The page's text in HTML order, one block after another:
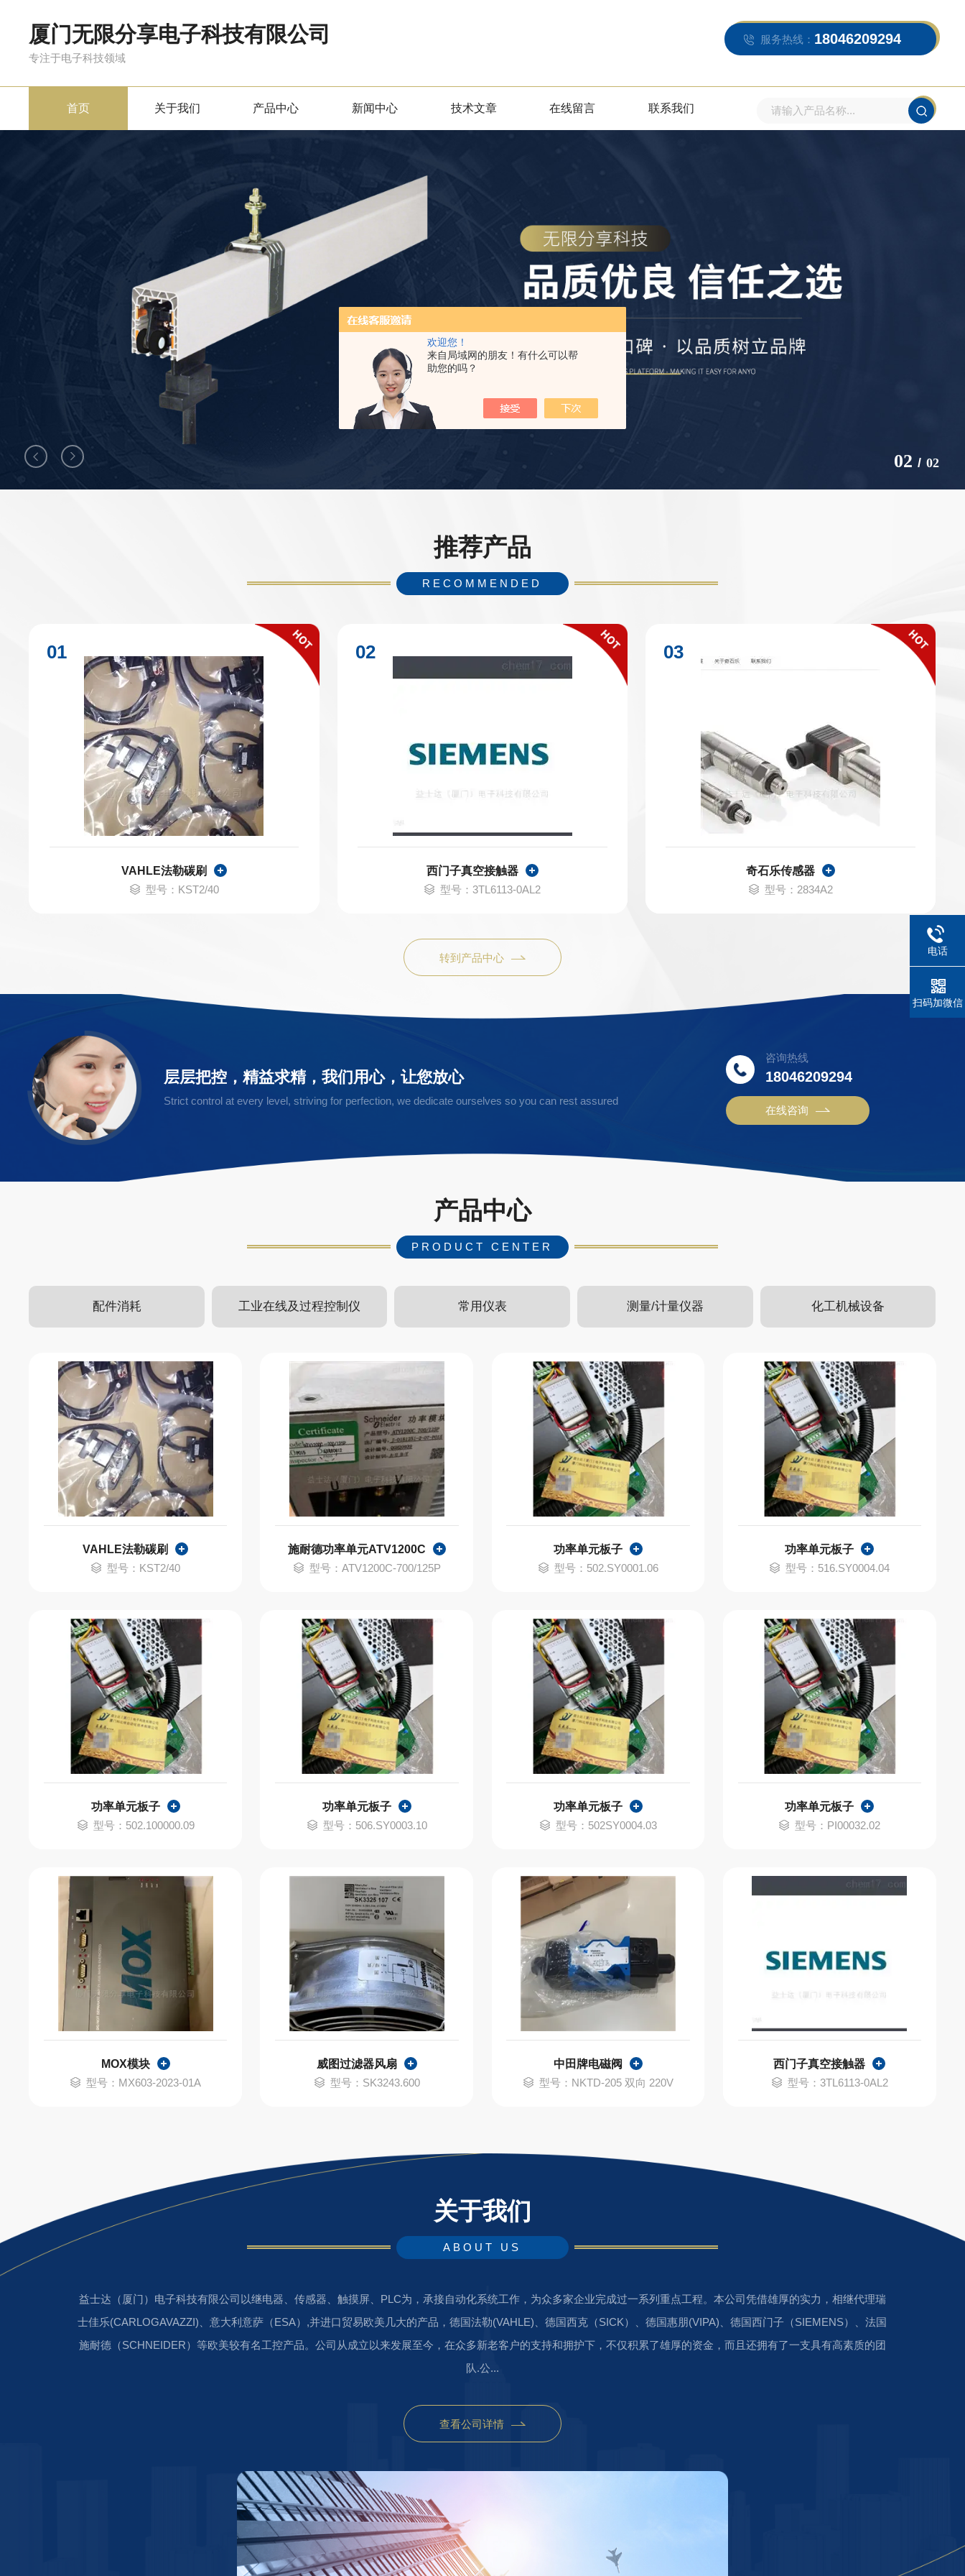
欢迎您！
来自局域网的朋友！有什么可以帮
助您的吗？
厦门无限分享电子科技有限公司
专注于电子科技领域
服务热线： 18046209294
首页 关于我们 产品中心 新闻中心 技术文章 在线留言 联系我们
2 / 2
推荐产品
RECOMMENDED
VAHLE法勒碳刷
型号：KST2/40
西门子真空接触器
型号：3TL6113-0AL2
奇石乐传感器
型号：2834A2
转到产品中心
层层把控，精益求精，我们用心，让您放心
Strict control at every level, striving for perfection, we dedicate ourselves so you can rest assured
咨询热线
18046209294
在线咨询
产品中心
PRODUCT CENTER
配件消耗 工业在线及过程控制仪 常用仪表 测量/计量仪器 化工机械设备
VAHLE法勒碳刷
型号：KST2/40
施耐德功率单元ATV1200C
型号：ATV1200C-700/125P
功率单元板子
型号：502.SY0001.06
功率单元板子
型号：516.SY0004.04
功率单元板子
型号：502.100000.09
功率单元板子
型号：506.SY0003.10
功率单元板子
型号：502SY0004.03
功率单元板子
型号：PI00032.02
MOX模块
型号：MX603-2023-01A
威图过滤器风扇
型号：SK3243.600
中田牌电磁阀
型号：NKTD-205 双向 220V
西门子真空接触器
型号：3TL6113-0AL2
关于我们
ABOUT US
益士达（厦门）电子科技有限公司以继电器、传感器、触摸屏、PLC为，承接自动化系统工作，为众多家企业完成过一系列重点工程。本公司凭借雄厚的实力，相继代理瑞
士佳乐(CARLOGAVAZZI)、意大利意萨（ESA）,并进口贸易欧美几大的产品，德国法勒(VAHLE)、德国西克（SICK）、德国惠朋(VIPA)、德国西门子（SIEMENS）、法国
施耐德（SCHNEIDER）等欧美较有名工控产品。公司从成立以来发展至今，在众多新老客户的支持和拥护下，不仅积累了雄厚的资金，而且还拥有了一支具有高素质的团
队.公...
查看公司详情
电话
扫码加微信